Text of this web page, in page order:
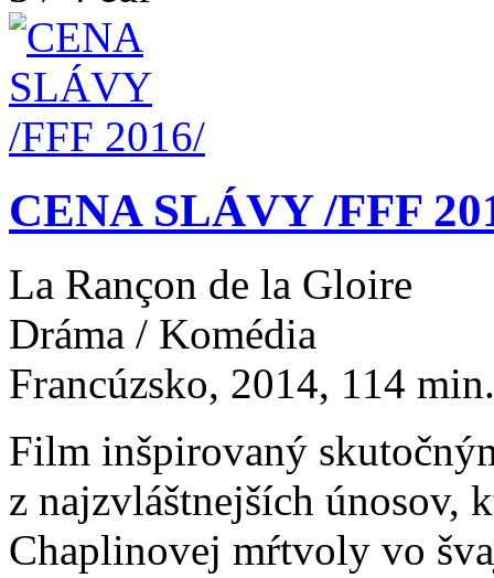
CENA SLÁVY /FFF
La Rançon de la Gloire
Dráma / Komédia
Francúzsko, 2014, 114
Film inšpirovaný
z najzvláštnejších únosov,
Chaplinovej mŕtvoly vo